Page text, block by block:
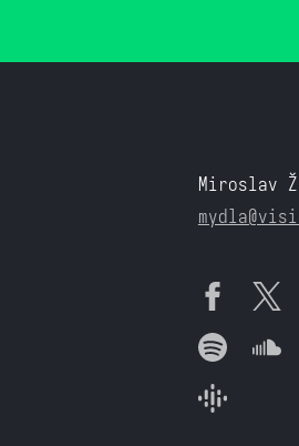
Miroslav